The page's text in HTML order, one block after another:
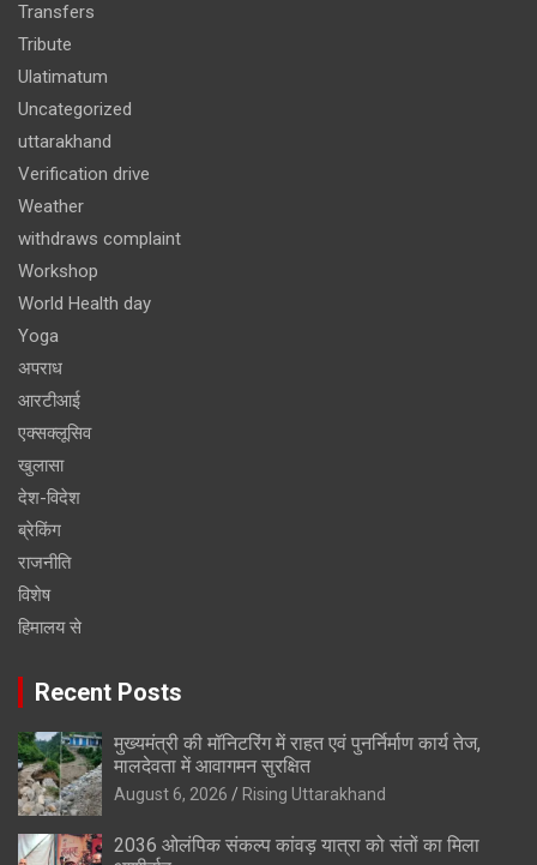
Transfers
Tribute
Ulatimatum
Uncategorized
uttarakhand
Verification drive
Weather
withdraws complaint
Workshop
World Health day
Yoga
अपराध
आरटीआई
एक्सक्लूसिव
खुलासा
देश-विदेश
ब्रेकिंग
राजनीति
विशेष
हिमालय से
Recent Posts
मुख्यमंत्री की मॉनिटरिंग में राहत एवं पुनर्निर्माण कार्य तेज,
मालदेवता में आवागमन सुरक्षित
August 6, 2026 Rising Uttarakhand
2036 ओलंपिक संकल्प कांवड़ यात्रा को संतों का मिला